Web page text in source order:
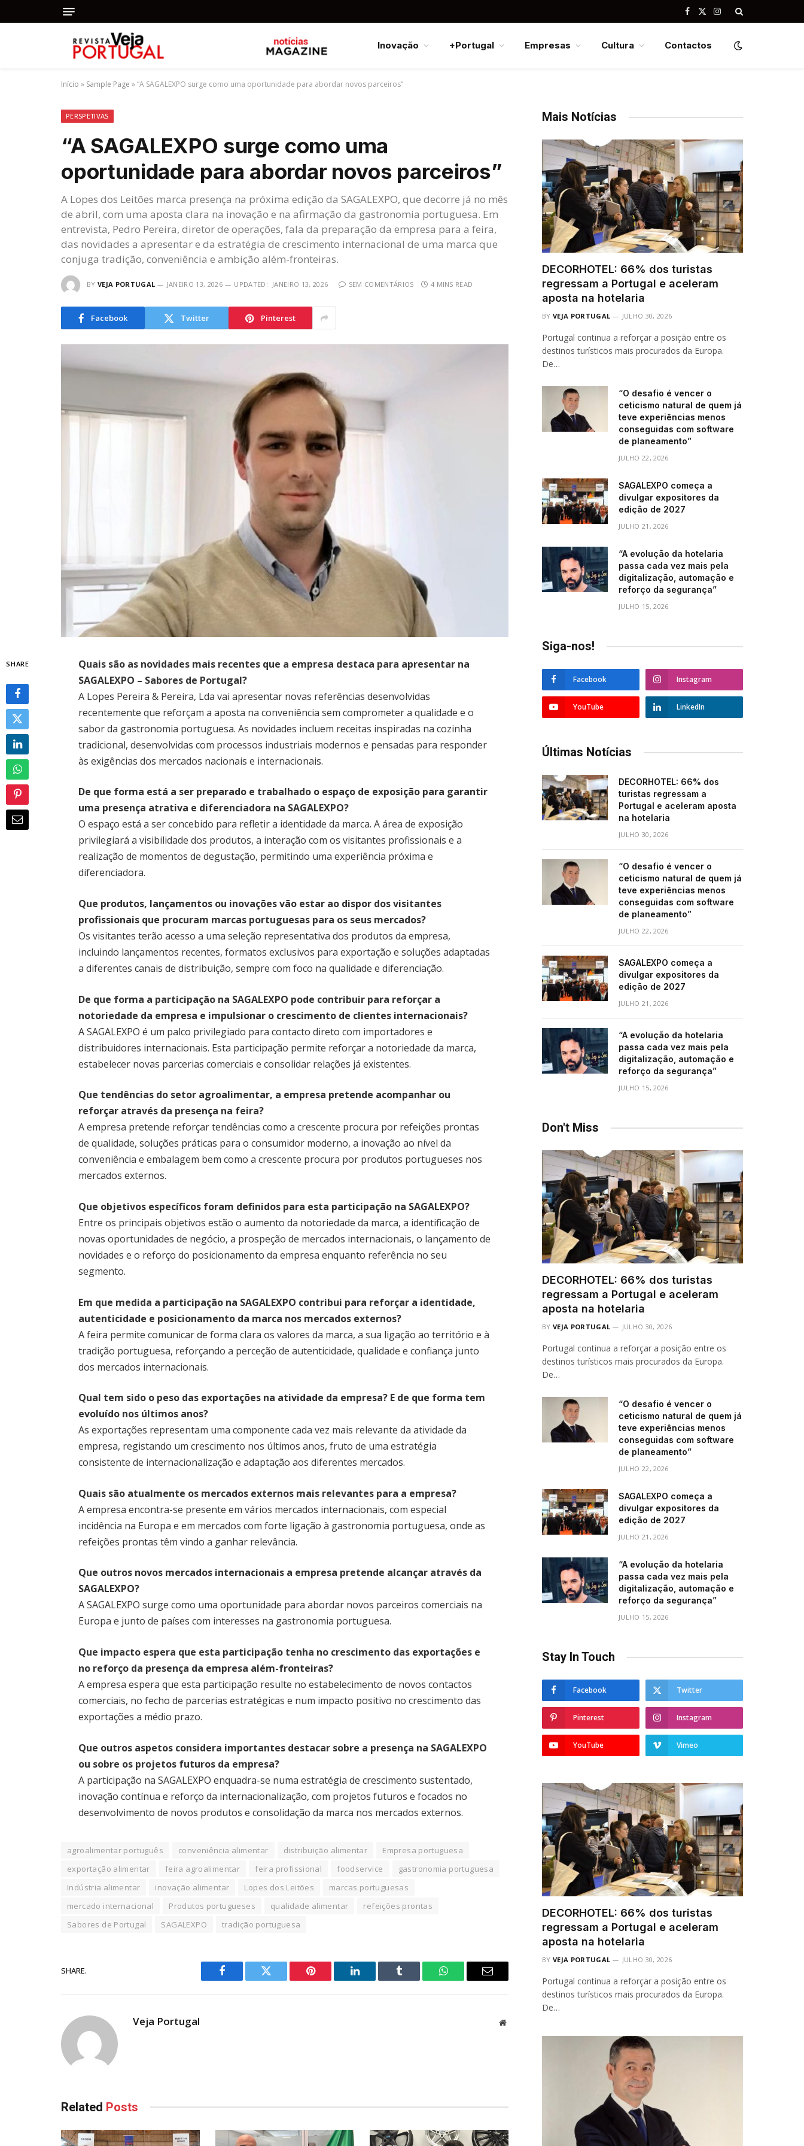
Facebook
X
Instagram
Inovação +Portugal Empresas Cultura Contactos
Início » Sample Page »“A SAGALEXPO surge como uma oportunidade para abordar novos parceiros”
PERSPETIVAS
“A SAGALEXPO surge como uma
oportunidade para abordar novos parceiros”
A Lopes dos Leitões marca presença na próxima edição da SAGALEXPO, que decorre já no mês
de abril, com uma aposta clara na inovação e na afirmação da gastronomia portuguesa. Em
entrevista, Pedro Pereira, diretor de operações, fala da preparação da empresa para a feira,
das novidades a apresentar e da estratégia de crescimento internacional de uma marca que
conjuga tradição, conveniência e ambição além-fronteiras.
BY VEJA PORTUGAL JANEIRO 13, 2026 UPDATED: JANEIRO 13, 2026 SEM COMENTÁRIOS 4 MINS READ
Facebook Twitter Pinterest
SHARE
Quais são as novidades mais recentes que a empresa destaca para apresentar na
SAGALEXPO – Sabores de Portugal?
A Lopes Pereira & Pereira, Lda vai apresentar novas referências desenvolvidas
recentemente que reforçam a aposta na conveniência sem comprometer a qualidade e o
sabor da gastronomia portuguesa. As novidades incluem receitas inspiradas na cozinha
tradicional, desenvolvidas com processos industriais modernos e pensadas para responder
às exigências dos mercados nacionais e internacionais.
De que forma está a ser preparado e trabalhado o espaço de exposição para garantir
uma presença atrativa e diferenciadora na SAGALEXPO?
O espaço está a ser concebido para refletir a identidade da marca. A área de exposição
privilegiará a visibilidade dos produtos, a interação com os visitantes profissionais e a
realização de momentos de degustação, permitindo uma experiência próxima e
diferenciadora.
Que produtos, lançamentos ou inovações vão estar ao dispor dos visitantes
profissionais que procuram marcas portuguesas para os seus mercados?
Os visitantes terão acesso a uma seleção representativa dos produtos da empresa,
incluindo lançamentos recentes, formatos exclusivos para exportação e soluções adaptadas
a diferentes canais de distribuição, sempre com foco na qualidade e diferenciação.
De que forma a participação na SAGALEXPO pode contribuir para reforçar a
notoriedade da empresa e impulsionar o crescimento de clientes internacionais?
A SAGALEXPO é um palco privilegiado para contacto direto com importadores e
distribuidores internacionais. Esta participação permite reforçar a notoriedade da marca,
estabelecer novas parcerias comerciais e consolidar relações já existentes.
Que tendências do setor agroalimentar, a empresa pretende acompanhar ou
reforçar através da presença na feira?
A empresa pretende reforçar tendências como a crescente procura por refeições prontas
de qualidade, soluções práticas para o consumidor moderno, a inovação ao nível da
conveniência e embalagem bem como a crescente procura por produtos portugueses nos
mercados externos.
Que objetivos específicos foram definidos para esta participação na SAGALEXPO?
Entre os principais objetivos estão o aumento da notoriedade da marca, a identificação de
novas oportunidades de negócio, a prospeção de mercados internacionais, o lançamento de
novidades e o reforço do posicionamento da empresa enquanto referência no seu
segmento.
Em que medida a participação na SAGALEXPO contribui para reforçar a identidade,
autenticidade e posicionamento da marca nos mercados externos?
A feira permite comunicar de forma clara os valores da marca, a sua ligação ao território e à
tradição portuguesa, reforçando a perceção de autenticidade, qualidade e confiança junto
dos mercados internacionais.
Qual tem sido o peso das exportações na atividade da empresa? E de que forma tem
evoluído nos últimos anos?
As exportações representam uma componente cada vez mais relevante da atividade da
empresa, registando um crescimento nos últimos anos, fruto de uma estratégia
consistente de internacionalização e adaptação aos diferentes mercados.
Quais são atualmente os mercados externos mais relevantes para a empresa?
A empresa encontra-se presente em vários mercados internacionais, com especial
incidência na Europa e em mercados com forte ligação à gastronomia portuguesa, onde as
refeições prontas têm vindo a ganhar relevância.
Que outros novos mercados internacionais a empresa pretende alcançar através da
SAGALEXPO?
A SAGALEXPO surge como uma oportunidade para abordar novos parceiros comerciais na
Europa e junto de países com interesses na gastronomia portuguesa.
Que impacto espera que esta participação tenha no crescimento das exportações e
no reforço da presença da empresa além-fronteiras?
A empresa espera que esta participação resulte no estabelecimento de novos contactos
comerciais, no fecho de parcerias estratégicas e num impacto positivo no crescimento das
exportações a médio prazo.
Que outros aspetos considera importantes destacar sobre a presença na SAGALEXPO
ou sobre os projetos futuros da empresa?
A participação na SAGALEXPO enquadra-se numa estratégia de crescimento sustentado,
inovação contínua e reforço da internacionalização, com projetos futuros e focados no
desenvolvimento de novos produtos e consolidação da marca nos mercados externos.
agroalimentar português conveniência alimentar distribuição alimentar
Empresa portuguesa
exportação alimentar
feira agroalimentar feira profissional foodservice
gastronomia portuguesa
Indústria alimentar
inovação alimentar Lopes dos Leitões
marcas portuguesas
mercado internacional
Produtos portugueses qualidade alimentar
refeições prontas
Sabores de Portugal
SAGALEXPO tradição portuguesa
SHARE.
Facebook Twitter Pinterest LinkedIn Tumblr WhatsAppEmail
Veja Portugal Website
Related Posts
Mais Notícias
DECORHOTEL: 66% dos turistas
regressam a Portugal e aceleram
aposta na hotelaria
BY VEJA PORTUGAL JULHO 30, 2026
Portugal continua a reforçar a posição entre os
destinos turísticos mais procurados da Europa.
De…
“O desafio é vencer o
ceticismo natural de quem já
teve experiências menos
conseguidas com software
de planeamento”
JULHO 22, 2026
SAGALEXPO começa a
divulgar expositores da
edição de 2027
JULHO 21, 2026
“A evolução da hotelaria
passa cada vez mais pela
digitalização, automação e
reforço da segurança”
JULHO 15, 2026
Siga-nos!
Facebook Instagram
YouTube LinkedIn
Últimas Notícias
DECORHOTEL: 66% dos
turistas regressam a
Portugal e aceleram aposta
na hotelaria
JULHO 30, 2026
“O desafio é vencer o
ceticismo natural de quem já
teve experiências menos
conseguidas com software
de planeamento”
JULHO 22, 2026
SAGALEXPO começa a
divulgar expositores da
edição de 2027
JULHO 21, 2026
“A evolução da hotelaria
passa cada vez mais pela
digitalização, automação e
reforço da segurança”
JULHO 15, 2026
Don't Miss
DECORHOTEL: 66% dos turistas
regressam a Portugal e aceleram
aposta na hotelaria
BY VEJA PORTUGAL JULHO 30, 2026
Portugal continua a reforçar a posição entre os
destinos turísticos mais procurados da Europa.
De…
“O desafio é vencer o
ceticismo natural de quem já
teve experiências menos
conseguidas com software
de planeamento”
JULHO 22, 2026
SAGALEXPO começa a
divulgar expositores da
edição de 2027
JULHO 21, 2026
“A evolução da hotelaria
passa cada vez mais pela
digitalização, automação e
reforço da segurança”
JULHO 15, 2026
Stay In Touch
Facebook Twitter
Pinterest Instagram
YouTube Vimeo
DECORHOTEL: 66% dos turistas
regressam a Portugal e aceleram
aposta na hotelaria
BY VEJA PORTUGAL JULHO 30, 2026
Portugal continua a reforçar a posição entre os
destinos turísticos mais procurados da Europa.
De…